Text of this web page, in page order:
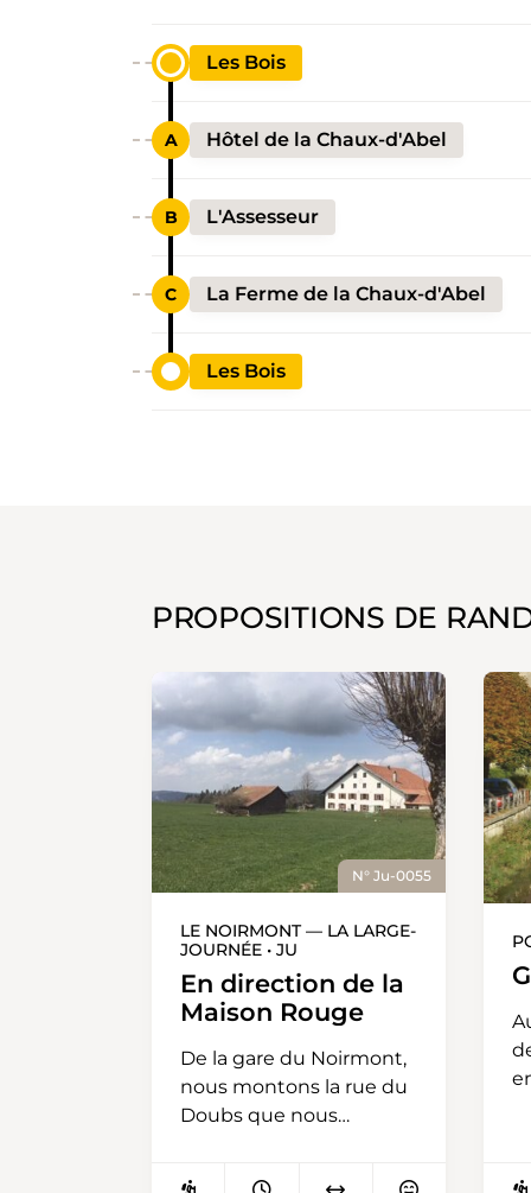
Les Bois
Hôtel de la Chaux-d'Abel
L'Assesseur
La Ferme de la Chaux-d'Abel
Les Bois
PROPOSITIONS DE
N° Ju-0055
LE NOIRMONT — LA LARGE-
JOURNÉE • JU
En direction de la
Maison Rouge
De la gare du Noirmont,
nous montons la rue du
Doubs que nous